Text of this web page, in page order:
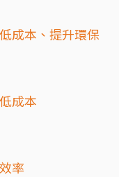
成本、提升環保
成本
率